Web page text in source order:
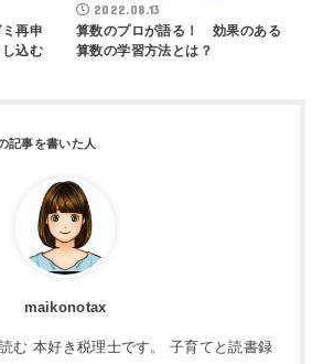
再申
込む
2022.08.13
算数のプロが語る！ 効果のある
算数の学習方法とは？
maikonotax
む 本好き税理士です。 子育てと読書録